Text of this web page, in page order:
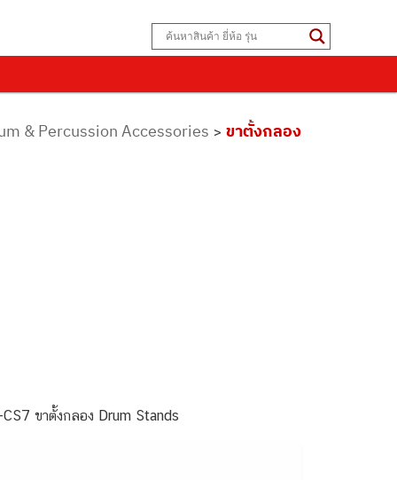
& Percussion Accessories > ขาตั้งกลอง
ขาตั้งกลอง Drum Stands